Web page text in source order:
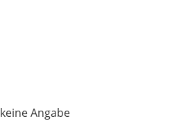
keine Angabe